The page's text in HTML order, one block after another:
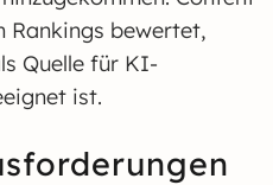
Rankings bewertet,
Quelle für KI-
ist.